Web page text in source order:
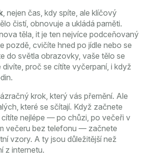
, nejen čas, kdy spíte, ale klíčový
čistí, obnovuje a ukládá paměti.
těla, it je ten nejvíce podceňovaný
pozdě, cvičíte hned po jídle nebo se
do světla obrazovky, vaše tělo se
proč se cítíte vyčerpaní, i když
krok, který vás přemění. Ale
které se sčítají. Když začnete
nejlépe — po chůzi, po večeři v
večeru bez telefonu — začnete
vzory. A ty jsou důležitější než
z internetu.